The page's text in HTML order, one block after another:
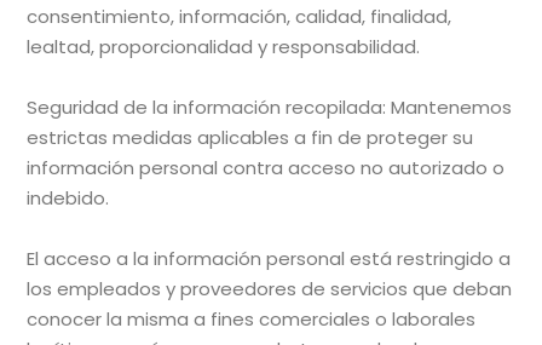
consentimiento, información, calidad, finalidad,
lealtad, proporcionalidad y responsabilidad.
Seguridad de la información recopilada: Mantenemos
estrictas medidas aplicables a fin de proteger su
información personal contra acceso no autorizado o
indebido.
El acceso a la información personal está restringido a
los empleados y proveedores de servicios que deban
conocer la misma a fines comerciales o laborales